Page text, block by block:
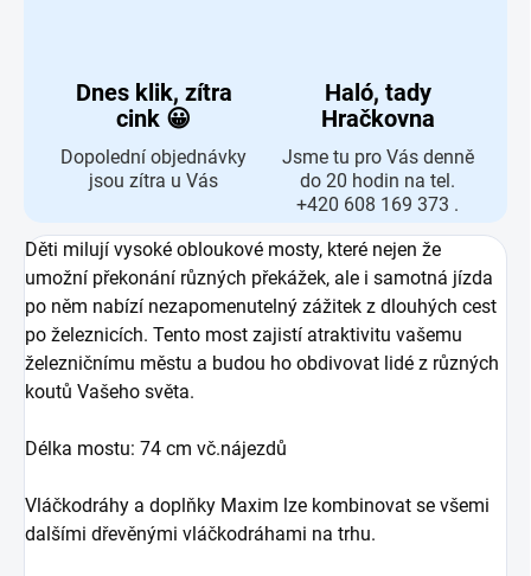
Dnes klik, zítra
cink 😀
Dopolední objednávky
jsou zítra u Vás
Haló, tady
Hračkovna
Jsme tu pro Vás denně
do 20 hodin na tel.
+420 608 169 373 .
Děti milují vysoké obloukové mosty, které nejen že
umožní překonání různých překážek, ale i samotná jízda
po něm nabízí nezapomenutelný zážitek z dlouhých cest
po železnicích. Tento most zajistí atraktivitu vašemu
železničnímu městu a budou ho obdivovat lidé z různých
koutů Vašeho světa.
Délka mostu: 74 cm vč.nájezdů
Vláčkodráhy a doplňky Maxim lze kombinovat se všemi
dalšími dřevěnými vláčkodráhami na trhu.